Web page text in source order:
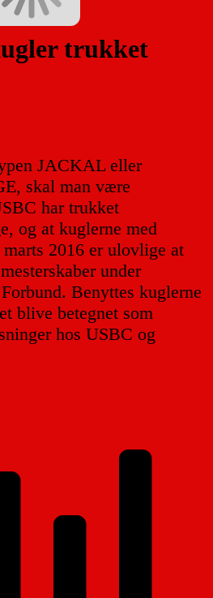
trukket
JACKAL eller
skal man være
har trukket
og at kuglerne med
2016 er ulovlige at
under
Benyttes kuglerne
blive betegnet som
hos USBC og